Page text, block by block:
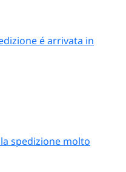
é arrivata in
spedizione molto